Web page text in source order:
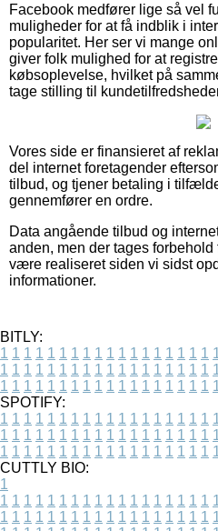
Facebook medfører lige så vel
muligheder for at få indblik i
popularitet. Her ser vi mange
giver folk mulighed for at
købsoplevelse, hvilket på
tage stilling til
Vores side er finansieret af
del internet foretagender
tilbud, og tjener betaling i
gennemfører en ordre.
Data angående tilbud og
anden, men der tages
være realiseret siden vi sidst
informationer.
BITLY:
1 1 1 1 1 1 1 1 1 1 1 1 1 1 1 1 1 1
1 1 1 1 1 1 1 1 1 1 1 1 1 1 1 1 1 1
1 1 1 1 1 1 1 1 1 1 1 1 1 1 1 1 1 1
SPOTIFY:
1 1 1 1 1 1 1 1 1 1 1 1 1 1 1 1 1 1
1 1 1 1 1 1 1 1 1 1 1 1 1 1 1 1 1 1
1 1 1 1 1 1 1 1 1 1 1 1 1 1 1 1 1 1
CUTTLY BIO:
1
1 1 1 1 1 1 1 1 1 1 1 1 1 1 1 1 1 1
1 1 1 1 1 1 1 1 1 1 1 1 1 1 1 1 1 1